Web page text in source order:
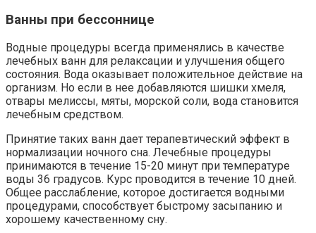
Ванны при бессоннице
Водные процедуры всегда применялись в качестве
лечебных ванн для релаксации и улучшения общего
состояния. Вода оказывает положительное действие на
организм. Но если в нее добавляются шишки хмеля,
отвары мелиссы, мяты, морской соли, вода становится
лечебным средством.
Принятие таких ванн дает терапевтический эффект в
нормализации ночного сна. Лечебные процедуры
принимаются в течение 15-20 минут при температуре
воды 36 градусов. Курс проводится в течение 10 дней.
Общее расслабление, которое достигается водными
процедурами, способствует быстрому засыпанию и
хорошему качественному сну.